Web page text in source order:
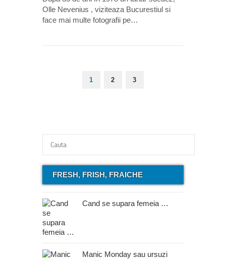
Olle Nevenius , viziteaza Bucurestiul si
face mai multe fotografii pe…
1 2 3
FRESH, FRISH, FRAICHE
Cand se supara femeia …
Manic Monday sau ursuzi